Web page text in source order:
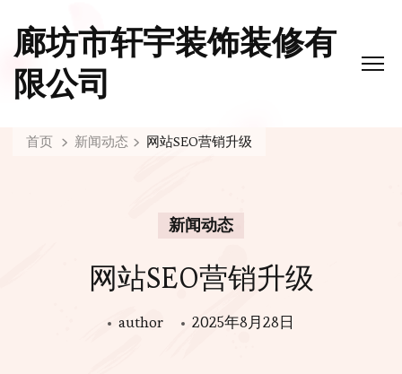
廊坊市轩宇装饰装修有
限公司
首页 新闻动态 网站SEO营销升级
新闻动态
网站SEO营销升级
author 2025年8月28日